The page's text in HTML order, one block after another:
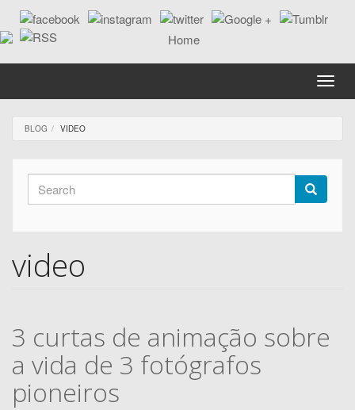
Skip
main
Toggle
BLOG VIDEO
Search
form
video
3 curtas de animação sobre
a vida de 3 fotógrafos
pioneiros